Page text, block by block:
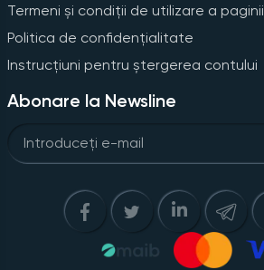
Termeni și condiții de utilizare a paginii
Politica de confidențialitate
Instrucțiuni pentru ștergerea contului
Abonare la Newsline